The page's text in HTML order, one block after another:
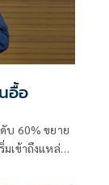
อื้อ
บ 60% ขยาย
เข้าถึงแหล่ง